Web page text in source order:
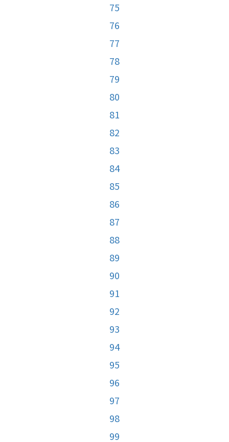
75
76
77
78
79
80
81
82
83
84
85
86
87
88
89
90
91
92
93
94
95
96
97
98
99